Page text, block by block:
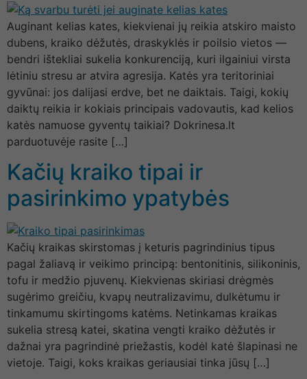
Auginant kelias kates, kiekvienai jų reikia atskiro maisto
dubens, kraiko dėžutės, draskyklės ir poilsio vietos —
bendri ištekliai sukelia konkurenciją, kuri ilgainiui virsta
lėtiniu stresu ar atvira agresija. Katės yra teritoriniai
gyvūnai: jos dalijasi erdve, bet ne daiktais. Taigi, kokių
daiktų reikia ir kokiais principais vadovautis, kad kelios
katės namuose gyventų taikiai? Dokrinesa.lt
parduotuvėje rasite […]
Kačių kraiko tipai ir
pasirinkimo ypatybės
Kačių kraikas skirstomas į keturis pagrindinius tipus
pagal žaliavą ir veikimo principą: bentonitinis, silikoninis,
tofu ir medžio pjuvenų. Kiekvienas skiriasi drėgmės
sugėrimo greičiu, kvapų neutralizavimu, dulkėtumu ir
tinkamumu skirtingoms katėms. Netinkamas kraikas
sukelia stresą katei, skatina vengti kraiko dėžutės ir
dažnai yra pagrindinė priežastis, kodėl katė šlapinasi ne
vietoje. Taigi, koks kraikas geriausiai tinka jūsų […]